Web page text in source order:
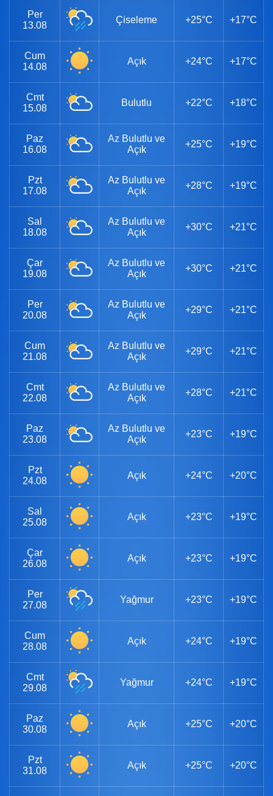
Per
13.08
Çiseleme +25°C +17°C
Cum
14.08
Açık +24°C +17°C
Cmt
15.08
Bulutlu +22°C +18°C
Paz
16.08
Az Bulutlu ve
Açık
+25°C +19°C
Pzt
17.08
Az Bulutlu ve
Açık
+28°C +19°C
Sal
18.08
Az Bulutlu ve
Açık
+30°C +21°C
Çar
19.08
Az Bulutlu ve
Açık
+30°C +21°C
Per
20.08
Az Bulutlu ve
Açık
+29°C +21°C
Cum
21.08
Az Bulutlu ve
Açık
+29°C +21°C
Cmt
22.08
Az Bulutlu ve
Açık
+28°C +21°C
Paz
23.08
Az Bulutlu ve
Açık
+23°C +19°C
Pzt
24.08
Açık +24°C +20°C
Sal
25.08
Açık +23°C +19°C
Çar
26.08
Açık +23°C +19°C
Per
27.08
Yağmur +23°C +19°C
Cum
28.08
Açık +24°C +19°C
Cmt
29.08
Yağmur +24°C +19°C
Paz
30.08
Açık +25°C +20°C
Pzt
31.08
Açık +25°C +20°C